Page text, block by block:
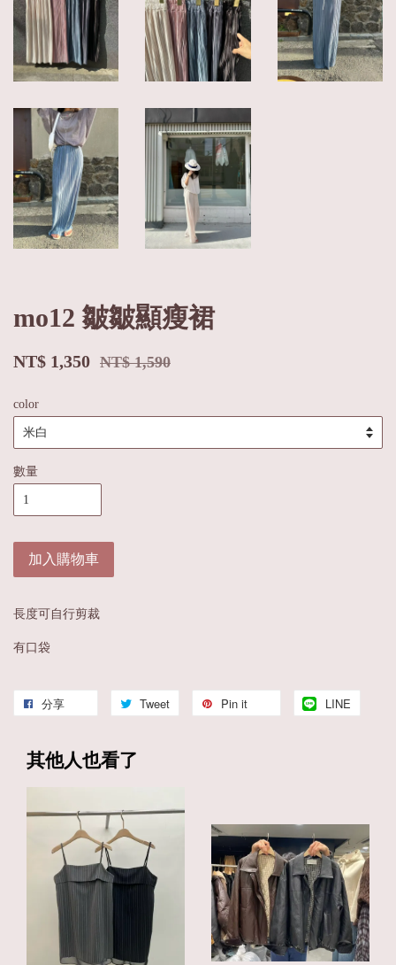
mo12 皺皺顯瘦裙
NT$ 1,350 NT$ 1,590
color
數量
加入購物車
長度可自行剪裁
有口袋
分享 Tweet Pin it LINE
其他人也看了